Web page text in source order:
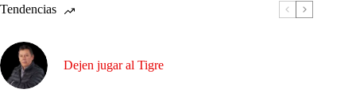
Tendencias
Dejen jugar al Tigre